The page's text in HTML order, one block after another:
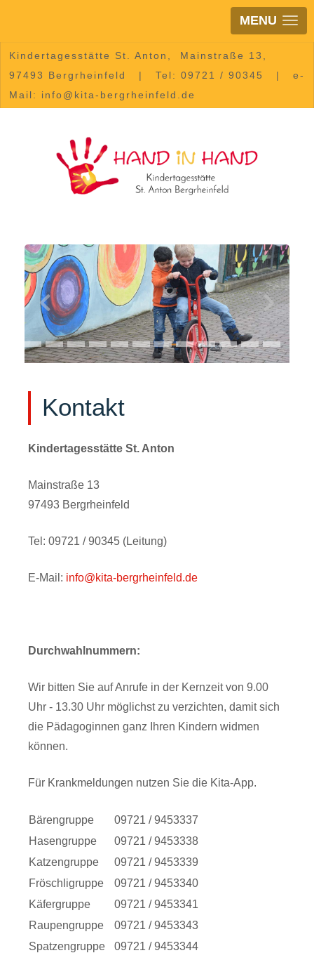
MENU
Kindertagesstätte St. Anton, Mainstraße 13,
97493 Bergrheinfeld | Tel: 09721 / 90345 | e-
Mail: info@kita-bergrheinfeld.de
Kontakt
Kindertagesstätte St. Anton
Mainstraße 13
97493 Bergrheinfeld
Tel: 09721 / 90345 (Leitung)
E-Mail: info@kita-bergrheinfeld.de
Durchwahlnummern:
Wir bitten Sie auf Anrufe in der Kernzeit von 9.00
Uhr - 13.30 Uhr möglichst zu verzichten, damit sich
die Pädagoginnen ganz Ihren Kindern widmen
können.
Für Krankmeldungen nutzen Sie die Kita-App.
Bärengruppe
09721 / 9453337
Hasengruppe
09721 / 9453338
Katzengruppe
09721 / 9453339
Fröschligruppe
09721 / 9453340
Käfergruppe
09721 / 9453341
Raupengruppe
09721 / 9453343
Spatzengruppe
09721 / 9453344